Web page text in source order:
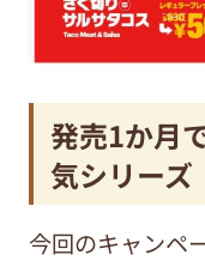
発売1か月
気シリーズ
今回のキャンペ